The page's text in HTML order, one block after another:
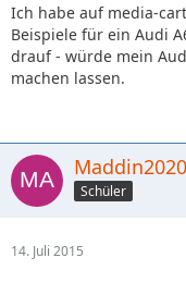
Ich habe auf media-
Beispiele für ein Audi
drauf - würde mein
machen lassen.
Maddin2020
Schüler
14. Juli 2015